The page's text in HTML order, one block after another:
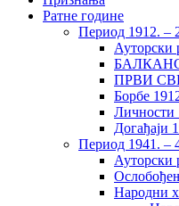
Ратне године
Период 1912. –
Ауторски
ПРВИ
Борбе
Личности
Догађаји
Период 1941. –
Ауторски
Народни